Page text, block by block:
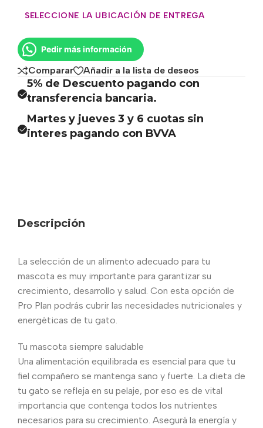
SELECCIONE LA UBICACIÓN DE ENTREGA
Pedir más información
Comparar Añadir a la lista de deseos
5% de Descuento pagando con
transferencia bancaria.
Martes y jueves 3 y 6 cuotas sin
interes pagando con BVVA
Descripción
La selección de un alimento adecuado para tu
mascota es muy importante para garantizar su
crecimiento, desarrollo y salud. Con esta opción de
Pro Plan podrás cubrir las necesidades nutricionales y
energéticas de tu gato.
Tu mascota siempre saludable
Una alimentación equilibrada es esencial para que tu
fiel compañero se mantenga sano y fuerte. La dieta de
tu gato se refleja en su pelaje, por eso es de vital
importancia que contenga todos los nutrientes
necesarios para su crecimiento. Asegurá la energía y